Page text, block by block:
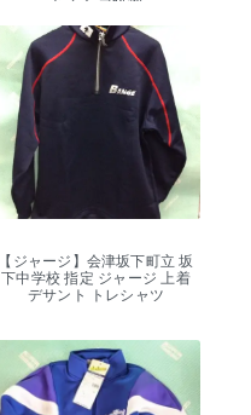
【ジャージ】会津坂下町立 坂
下中学校 指定 ジャージ 上着
デサント トレシャツ